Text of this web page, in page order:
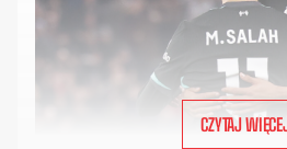
CZYTAJ